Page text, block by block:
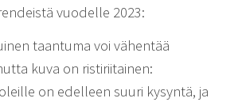
vuodelle 2023:
taantuma voi vähentää
kuva on ristiriitainen:
on edelleen suuri kysyntä, ja